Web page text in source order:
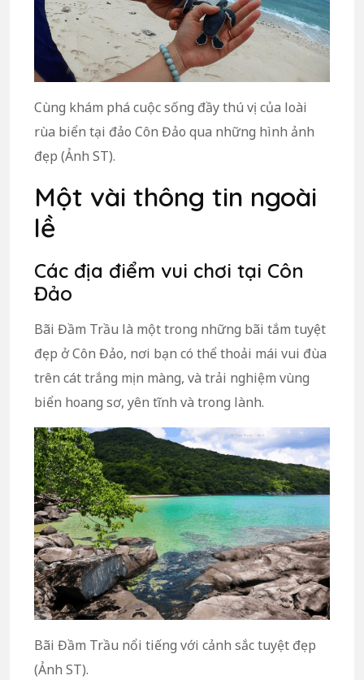
Cùng khám phá cuộc sống đầy thú vị của loài
rùa biển tại đảo Côn Đảo qua những hình ảnh
đẹp (Ảnh ST).
Một vài thông tin ngoài
lề
Các địa điểm vui chơi tại Côn
Đảo
Bãi Đầm Trầu là một trong những bãi tắm tuyệt
đẹp ở Côn Đảo, nơi bạn có thể thoải mái vui đùa
trên cát trắng mịn màng, và trải nghiệm vùng
biển hoang sơ, yên tĩnh và trong lành.
Bãi Đầm Trầu nổi tiếng với cảnh sắc tuyệt đẹp
(Ảnh ST).